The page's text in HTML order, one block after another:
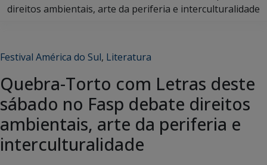
direitos ambientais, arte da periferia e interculturalidade
Festival América do Sul, Literatura
Quebra-Torto com Letras deste
sábado no Fasp debate direitos
ambientais, arte da periferia e
interculturalidade